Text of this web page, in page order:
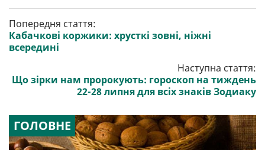
Попередня стаття:
Кабачкові коржики: хрусткі зовні, ніжні
всередині
Наступна стаття:
Що зірки нам пророкують: гороскоп на тиждень
22-28 липня для всіх знаків Зодиаку
ГОЛОВНЕ